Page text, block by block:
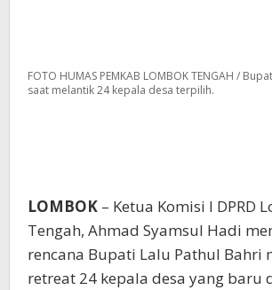
FOTO HUMAS PEMKAB LOMBOK TENGAH /
saat melantik 24 kepala desa terpilih.
LOMBOK – Ketua Komisi I DPRD
Tengah, Ahmad Syamsul Hadi
rencana Bupati Lalu Pathul Bahri
retreat 24 kepala desa yang baru